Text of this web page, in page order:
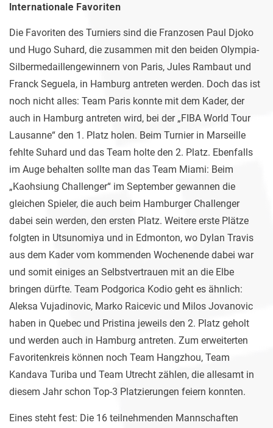
Internationale Favoriten
Die Favoriten des Turniers sind die Franzosen Paul Djoko
und Hugo Suhard, die zusammen mit den beiden Olympia-
Silbermedaillengewinnern von Paris, Jules Rambaut und
Franck Seguela, in Hamburg antreten werden. Doch das ist
noch nicht alles: Team Paris konnte mit dem Kader, der
auch in Hamburg antreten wird, bei der „FIBA World Tour
Lausanne“ den 1. Platz holen. Beim Turnier in Marseille
fehlte Suhard und das Team holte den 2. Platz. Ebenfalls
im Auge behalten sollte man das Team Miami: Beim
„Kaohsiung Challenger“ im September gewannen die
gleichen Spieler, die auch beim Hamburger Challenger
dabei sein werden, den ersten Platz. Weitere erste Plätze
folgten in Utsunomiya und in Edmonton, wo Dylan Travis
aus dem Kader vom kommenden Wochenende dabei war
und somit einiges an Selbstvertrauen mit an die Elbe
bringen dürfte. Team Podgorica Kodio geht es ähnlich:
Aleksa Vujadinovic, Marko Raicevic und Milos Jovanovic
haben in Quebec und Pristina jeweils den 2. Platz geholt
und werden auch in Hamburg antreten. Zum erweiterten
Favoritenkreis können noch Team Hangzhou, Team
Kandava Turiba und Team Utrecht zählen, die allesamt in
diesem Jahr schon Top-3 Platzierungen feiern konnten.
Eines steht fest: Die 16 teilnehmenden Mannschaften